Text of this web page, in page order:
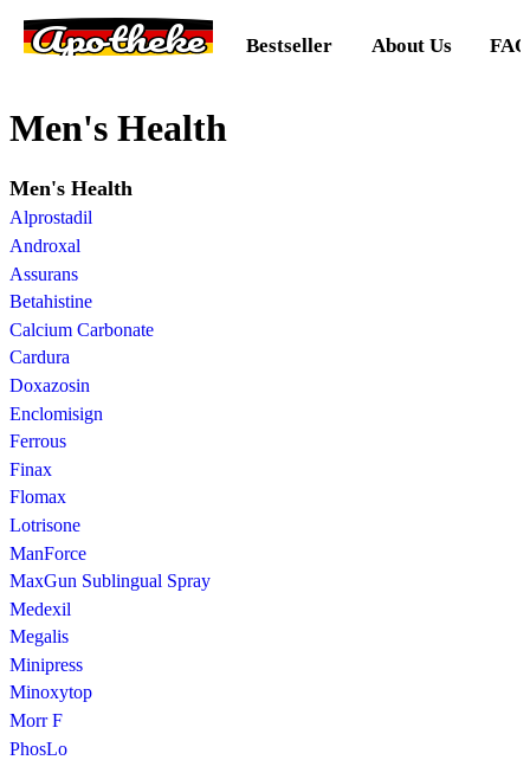
Apotheke Bestseller About Us FAQ
Men's Health
Men's Health
Alprostadil
Androxal
Assurans
Betahistine
Calcium Carbonate
Cardura
Doxazosin
Enclomisign
Ferrous
Finax
Flomax
Lotrisone
ManForce
MaxGun Sublingual Spray
Medexil
Megalis
Minipress
Minoxytop
Morr F
PhosLo